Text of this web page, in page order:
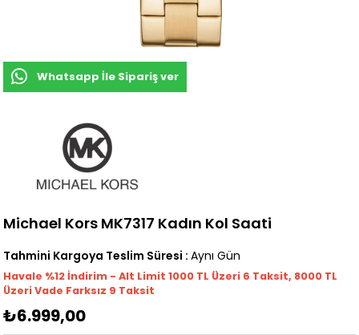
Whatsapp İle Sipariş ver
Michael Kors MK7317 Kadın Kol Saati
Tahmini Kargoya Teslim Süresi : Aynı Gün
Havale %12 İndirim - Alt Limit 1000 TL Üzeri 6 Taksit, 8000 TL
Üzeri Vade Farksız 9 Taksit
₺6.999,00